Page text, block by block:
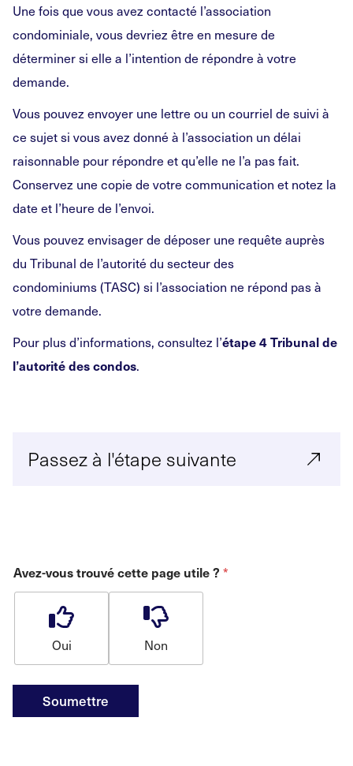
Une fois que vous avez contacté l’association
condominiale, vous devriez être en mesure de
déterminer si elle a l’intention de répondre à votre
demande.
Vous pouvez envoyer une lettre ou un courriel de suivi à
ce sujet si vous avez donné à l’association un délai
raisonnable pour répondre et qu’elle ne l’a pas fait.
Conservez une copie de votre communication et notez la
date et l’heure de l’envoi.
Vous pouvez envisager de déposer une requête auprès
du Tribunal de l’autorité du secteur des
condominiums(TASC) si l’association ne répond pas à
votre demande.
Pour plus d’informations, consultez l’étape4 Tribunal de
l’autorité des condos.
Passez à l'étape suivante
Avez-vous trouvé cette page utile ? *
Oui Non
Soumettre